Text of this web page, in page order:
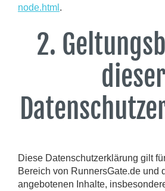
node.html .
2.
dieser
Diese Datenschutzerklärung gilt
Bereich von RunnersGate.de und
angebotenen Inhalte,